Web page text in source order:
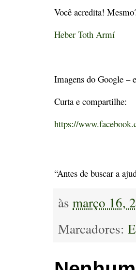
Você acredita!
Heber Toth Armí
Imagens do Google –
Curta e compartilhe:
https://
“Antes de buscar a
às março 16,
Marcadores: